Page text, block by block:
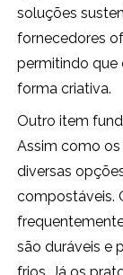
soluções
fornecedores
permitindo que
forma criativa.
Outro item
Assim como
diversas
compostáveis.
são duráveis e